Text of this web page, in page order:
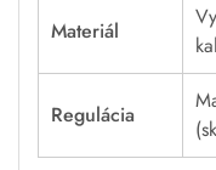
Materiál
Regulácia